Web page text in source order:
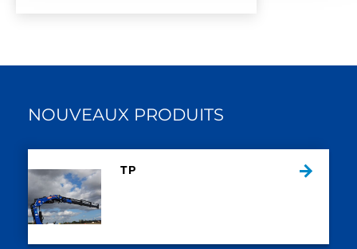
NOUVEAUX PRODUITS
TP